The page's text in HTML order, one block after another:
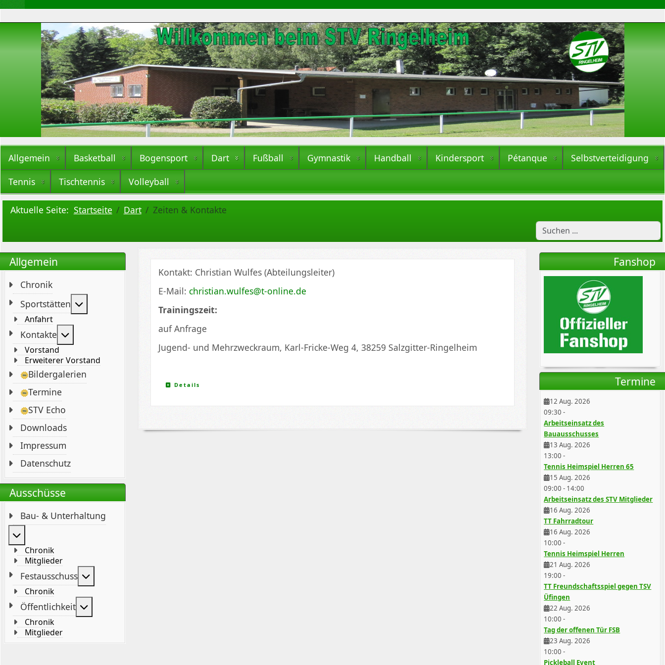
Allgemein Basketball Bogensport Dart Fußball Gymnastik Handball Kindersport Pétanque
Selbstverteidigung
Tennis
Tischtennis Volleyball
Aktuelle Seite: Startseite Dart Zeiten & Kontakte
Allgemein
Chronik
Sportstätten
Weitere Informationen: Sportstätten
Anfahrt
Kontakte Weitere Informationen: Kontakte
Vorstand
Erweiterer Vorstand
Bildergalerien
Termine
STV Echo
Downloads
Impressum
Datenschutz
Ausschüsse
Bau- & Unterhaltung
Chronik
Mitglieder
Festausschuss
Chronik
Öffentlichkeit
Chronik
Mitglieder
Fanshop
Termine
12 Aug. 2026
09:30 -
Arbeitseinsatz des
Bauausschusses
13 Aug. 2026
13:00 -
Tennis Heimspiel Herren 65
15 Aug. 2026
09:00 - 14:00
Arbeitseinsatz des STV Mitglieder
16 Aug. 2026
TT Fahrradtour
16 Aug. 2026
10:00 -
Tennis Heimspiel Herren
21 Aug. 2026
19:00 -
TT Freundschaftsspiel gegen TSV
Üfingen
22 Aug. 2026
10:00 -
Tag der offenen Tür FSB
23 Aug. 2026
10:00 -
Pickleball Event
Kontakt: Christian Wulfes (Abteilungsleiter)
E-Mail: christian.wulfes@t-online.de
Trainingszeit:
auf Anfrage
Jugend- und Mehrzweckraum, Karl-Fricke-Weg 4, 38259 Salzgitter-Ringelheim
Details